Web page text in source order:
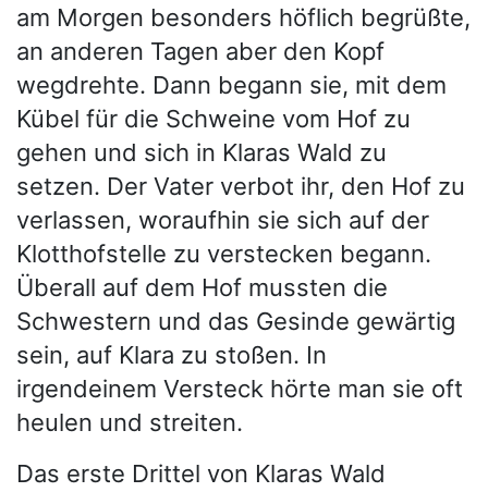
am Morgen besonders höflich begrüßte,
an anderen Tagen aber den Kopf
wegdrehte. Dann begann sie, mit dem
Kübel für die Schweine vom Hof zu
gehen und sich in Klaras Wald zu
setzen. Der Vater verbot ihr, den Hof zu
verlassen, woraufhin sie sich auf der
Klotthofstelle zu verstecken begann.
Überall auf dem Hof mussten die
Schwestern und das Gesinde gewärtig
sein, auf Klara zu stoßen. In
irgendeinem Versteck hörte man sie oft
heulen und streiten.
Das erste Drittel von Klaras Wald